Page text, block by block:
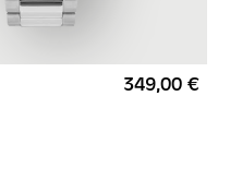
349,00 €